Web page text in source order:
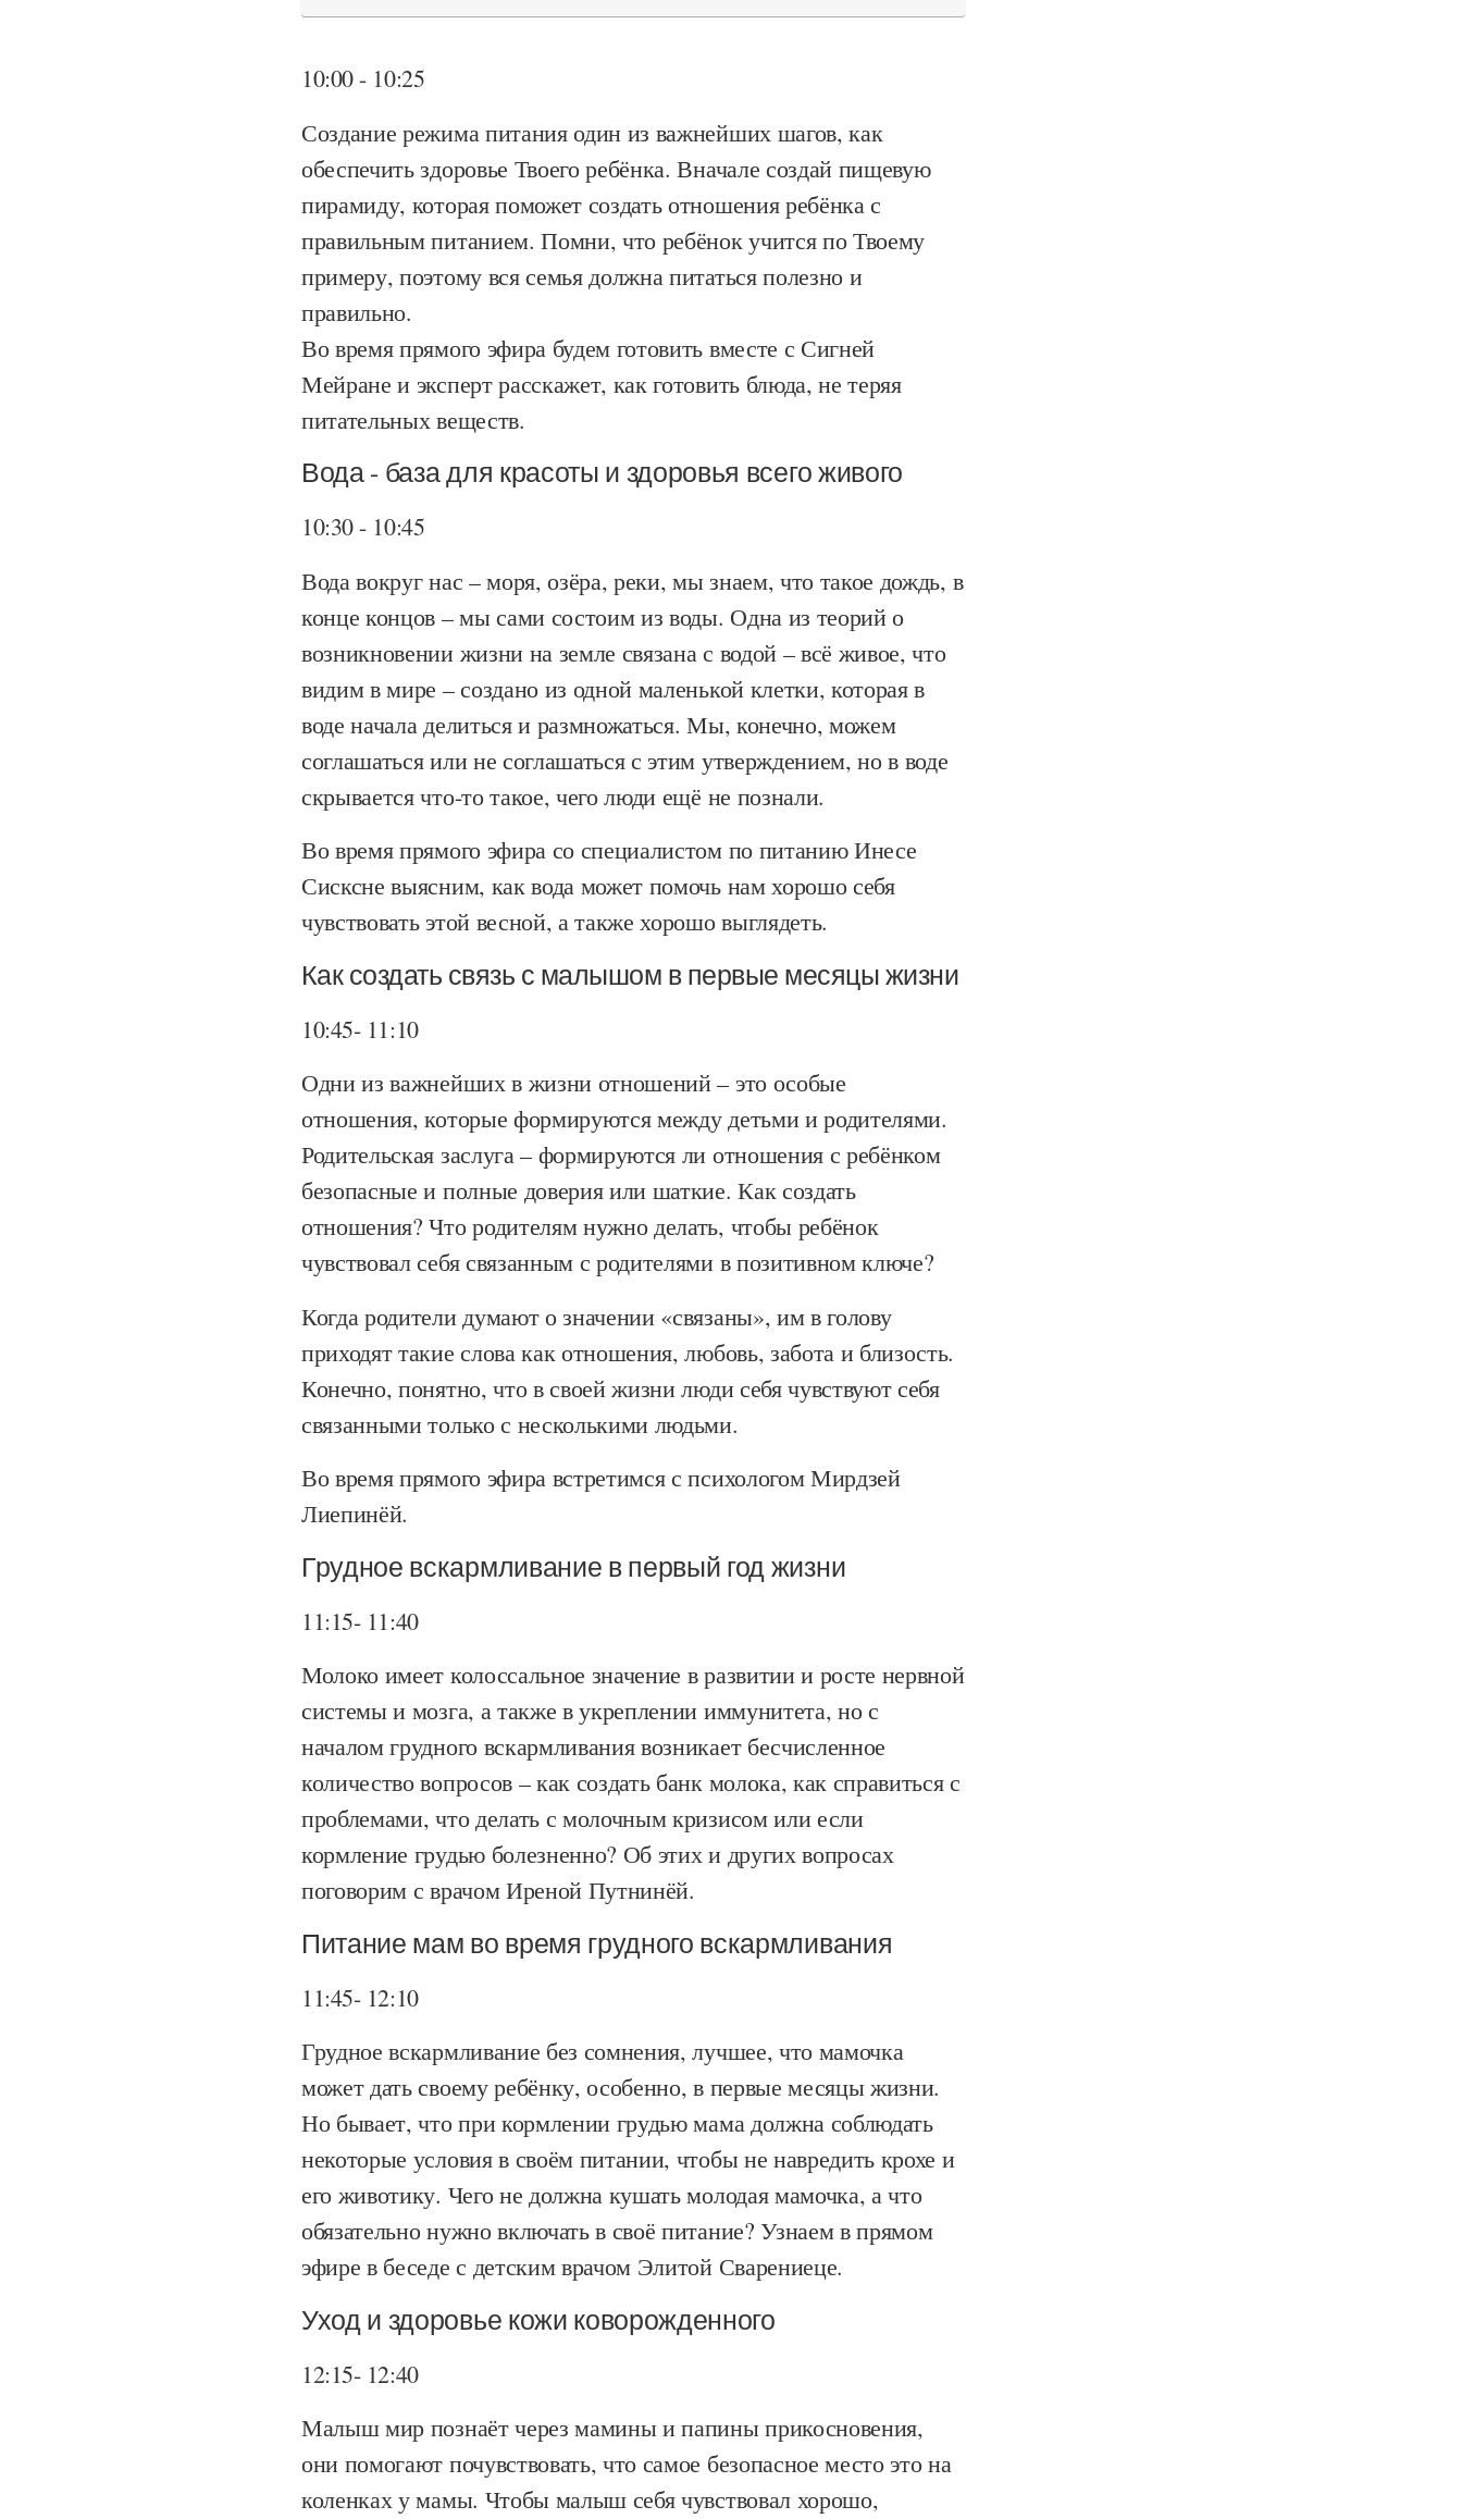
10:00 - 10:25
Создание режима питания один из важнейших шагов, как
обеспечить здоровье Твоего ребёнка. Вначале создай пищевую
пирамиду, которая поможет создать отношения ребёнка с
правильным питанием. Помни, что ребёнок учится по Твоему
примеру, поэтому вся семья должна питаться полезно и
правильно.
Во время прямого эфира будем готовить вместе с Сигней
Мейране и эксперт расскажет, как готовить блюда, не теряя
питательных веществ.
Вода - база для красоты и здоровья всего живого
10:30 - 10:45
Вода вокруг нас – моря, озёра, реки, мы знаем, что такое дождь, в
конце концов – мы сами состоим из воды. Одна из теорий о
возникновении жизни на земле связана с водой – всё живое, что
видим в мире – создано из одной маленькой клетки, которая в
воде начала делиться и размножаться. Мы, конечно, можем
соглашаться или не соглашаться с этим утверждением, но в воде
скрывается что-то такое, чего люди ещё не познали.
Во время прямого эфира со специалистом по питанию Инесе
Сисксне выясним, как вода может помочь нам хорошо себя
чувствовать этой весной, а также хорошо выглядеть.
Как создать связь с малышом в первые месяцы жизни
10:45- 11:10
Одни из важнейших в жизни отношений – это особые
отношения, которые формируются между детьми и родителями.
Родительская заслуга – формируются ли отношения с ребёнком
безопасные и полные доверия или шаткие. Как создать
отношения? Что родителям нужно делать, чтобы ребёнок
чувствовал себя связанным с родителями в позитивном ключе?
Когда родители думают о значении «связаны», им в голову
приходят такие слова как отношения, любовь, забота и близость.
Конечно, понятно, что в своей жизни люди себя чувствуют себя
связанными только с несколькими людьми.
Во время прямого эфира встретимся с психологом Мирдзей
Лиепинёй.
Грудное вскармливание в первый год жизни
11:15- 11:40
Молоко имеет колоссальное значение в развитии и росте нервной
системы и мозга, а также в укреплении иммунитета, но с
началом грудного вскармливания возникает бесчисленное
количество вопросов – как создать банк молока, как справиться с
проблемами, что делать с молочным кризисом или если
кормление грудью болезненно? Об этих и других вопросах
поговорим с врачом Иреной Путнинёй.
Питание мам во время грудного вскармливания
11:45- 12:10
Грудное вскармливание без сомнения, лучшее, что мамочка
может дать своему ребёнку, особенно, в первые месяцы жизни.
Но бывает, что при кормлении грудью мама должна соблюдать
некоторые условия в своём питании, чтобы не навредить крохе и
его животику. Чего не должна кушать молодая мамочка, а что
обязательно нужно включать в своё питание? Узнаем в прямом
эфире в беседе с детским врачом Элитой Сварениеце.
Уход и здоровье кожи коворожденного
12:15- 12:40
Малыш мир познаёт через мамины и папины прикосновения,
они помогают почувствовать, что самое безопасное место это на
коленках у мамы. Чтобы малыш себя чувствовал хорошо,